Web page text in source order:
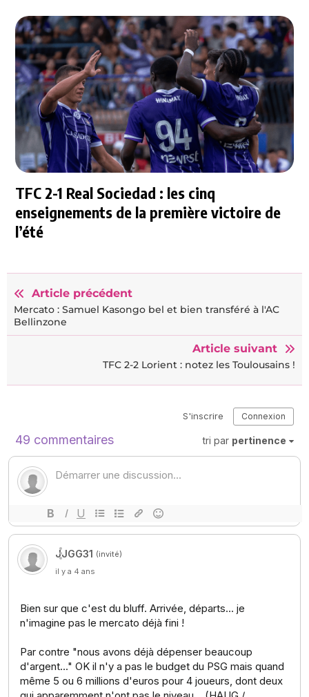
TFC 2-1 Real Sociedad : les cinq
enseignements de la première victoire de
l’été
Article précédent
Mercato : Samuel Kasongo bel et bien transféré à l'AC
Bellinzone
Article suivant
TFC 2-2 Lorient : notez les Toulousains !